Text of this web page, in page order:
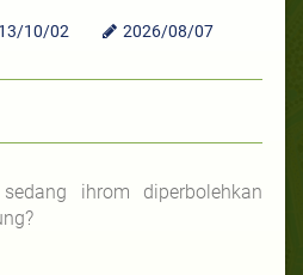
10/02 2026/08/07
ihrom diperbolehkan